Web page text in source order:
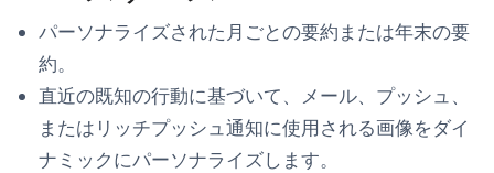
パーソナライズされた月ごとの要約または年末の要
約。
直近の既知の行動に基づいて、メール、プッシュ、
またはリッチプッシュ通知に使用される画像をダイ
ナミックにパーソナライズします。